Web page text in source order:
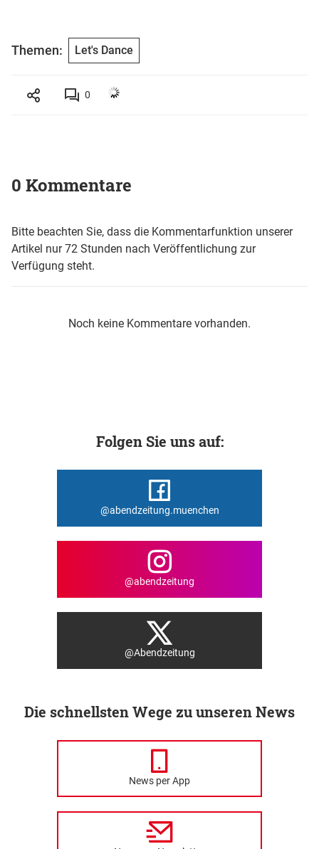
Themen: Let's Dance
0
0 Kommentare
Bitte beachten Sie, dass die Kommentarfunktion unserer
Artikel nur 72 Stunden nach Veröffentlichung zur
Verfügung steht.
Noch keine Kommentare vorhanden.
Folgen Sie uns auf:
@abendzeitung.muenchen
@abendzeitung
@Abendzeitung
Die schnellsten Wege zu unseren News
News per App